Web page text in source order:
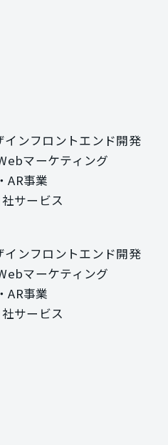
イン
イン
フロントエンド開発
フロントエンド開発
マーケティング
マーケティング
AR事業
AR事業
サービス
イン
イン
フロントエンド開発
フロントエンド開発
マーケティング
マーケティング
AR事業
AR事業
サービス